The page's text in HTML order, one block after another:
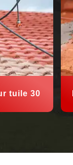
tuile 30